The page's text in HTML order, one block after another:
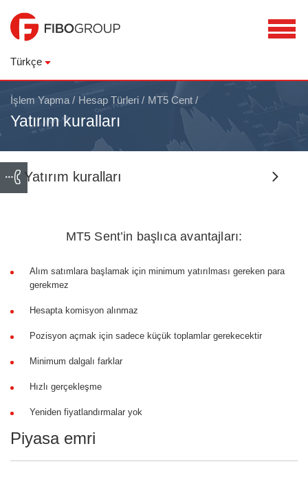
Türkçe
İşlem Yapma / Hesap Türleri / MT5 Cent /
Yatırım kuralları
Yatırım kuralları
MT5 Sent’in başlıca avantajları:
Alım satımlara başlamak için minimum yatırılması gereken para
gerekmez
Hesapta komisyon alınmaz
Pozisyon açmak için sadece küçük toplamlar gerekecektir
Minimum dalgalı farklar
Hızlı gerçekleşme
Yeniden fiyatlandırmalar yok
Piyasa emri